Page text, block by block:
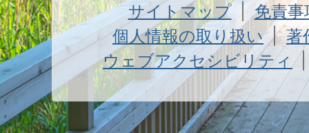
サイトマップ
免責
個人情報の取り扱い
著
ウェブアクセシビリティ